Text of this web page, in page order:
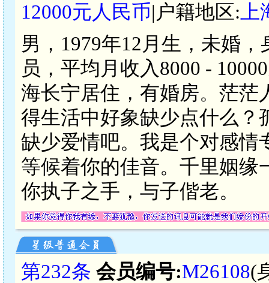
12000元人民币|户籍地区:
男，1979年12月生，未婚
员，平均月收入8000 -
海长宁居住，有婚房。茫茫
得生活中好象缺少点什么？
缺少爱情吧。我是个对感情
等候着你的佳音。千里姻缘
你执子之手，与子偕老。
第232条 会员编号:M26108(